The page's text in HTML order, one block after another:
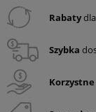
Rabatydla
Szybka
Korzystne